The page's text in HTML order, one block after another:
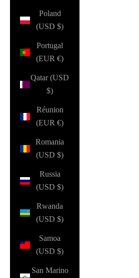
Poland
(USD $)
Portugal
(EUR €)
Qatar (USD
$)
Réunion
(EUR €)
Romania
(USD $)
Russia
(USD $)
Rwanda
(USD $)
Samoa
(USD $)
San Marino